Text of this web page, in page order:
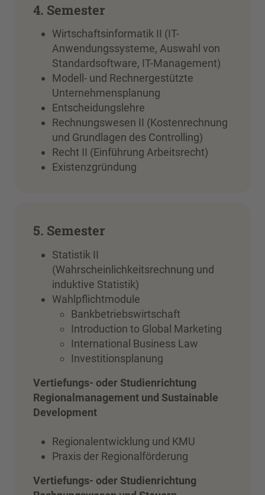
4. Semester
Wirtschaftsinformatik II (IT-
Anwendungssysteme, Auswahl von
Standardsoftware, IT-Management)
Modell- und Rechnergestützte
Unternehmensplanung
Entscheidungslehre
Rechnungswesen II (Kostenrechnung
und Grundlagen des Controlling)
Recht II (Einführung Arbeitsrecht)
Existenzgründung
5. Semester
Statistik II
(Wahrscheinlichkeitsrechnung und
induktive Statistik)
Wahlpflichtmodule
Bankbetriebswirtschaft
Introduction to Global Marketing
International Business Law
Investitionsplanung
Vertiefungs- oder Studienrichtung
Regionalmanagement und Sustainable
Development
Regionalentwicklung und KMU
Praxis der Regionalförderung
Vertiefungs- oder Studienrichtung